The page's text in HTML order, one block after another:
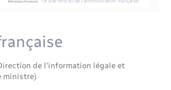
communes
de l'information légale et
ministre)